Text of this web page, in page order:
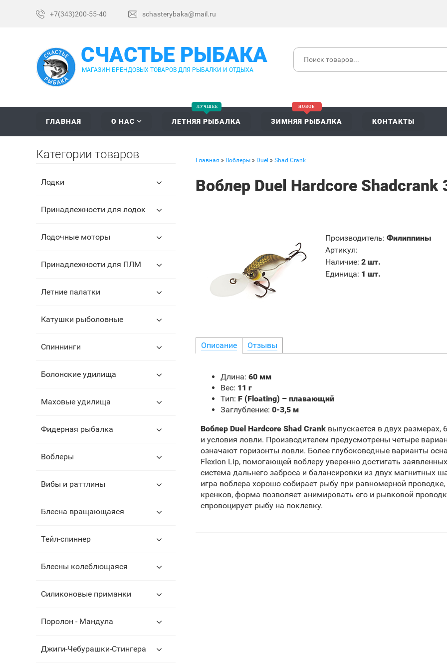
+7(343)200-55-40 schasterybaka@mail.ru
СЧАСТЬЕ РЫБАКА
МАГАЗИН БРЕНДОВЫХ ТОВАРОВ ДЛЯ РЫБАЛКИ И ОТДЫХА
ГЛАВНАЯ О НАС ЛЕТНЯЯ РЫБАЛКА ЗИМНЯЯ РЫБАЛКА КОНТАКТЫ
Главная » Воблеры » Duel » Shad Crank
Воблер Duel Hardcore Shadcrank
Производитель: Филиппины
Артикул:
Наличие: 2 шт.
Единица: 1 шт.
Описание Отзывы
Длина: 60 мм
Вес: 11 г
Тип: F (Floating) – плавающий
Заглубление: 0-3,5 м
Воблер Duel Hardcore Shad Crank выпускается в двух
и условия ловли. Производителем предусмотрены четыре
означают горизонты ловли. Более глубоководные варианты
Flexion Lip, помогающей воблеру уверенно достигать
система дальнего заброса и балансировки из двух магнитных
игра воблера хорошо собирает рыбу при равномерной
кренков, форма позволяет анимировать его и рывковой
спровоцирует рыбу на поклевку.
Категории товаров
Лодки
Принадлежности для лодок
Лодочные моторы
Принадлежности для ПЛМ
Летние палатки
Катушки рыболовные
Спиннинги
Болонские удилища
Маховые удилища
Фидерная рыбалка
Воблеры
Вибы и раттлины
Блесна вращающаяся
Тейл-спиннер
Блесны колеблющаяся
Силиконовые приманки
Поролон - Мандула
Джиги-Чебурашки-Стингера